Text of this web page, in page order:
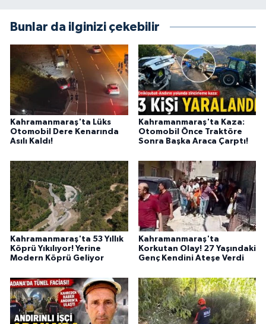
Bunlar da ilginizi çekebilir
Kahramanmaraş'ta Lüks
Otomobil Dere Kenarında
Asılı Kaldı!
Kahramanmaraş'ta Kaza:
Otomobil Önce Traktöre
Sonra Başka Araca Çarptı!
Kahramanmaraş'ta 53 Yıllık
Köprü Yıkılıyor! Yerine
Modern Köprü Geliyor
Kahramanmaraş'ta
Korkutan Olay! 27 Yaşındaki
Genç Kendini Ateşe Verdi